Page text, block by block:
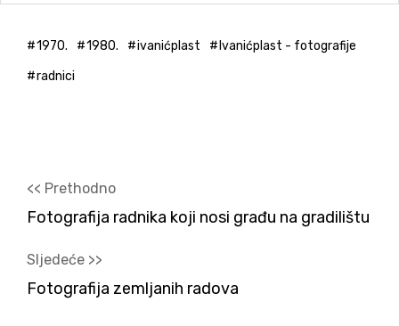
1970. 1980. ivanićplast
Ivanićplast - fotografije
radnici
<< Prethodno
Fotografija radnika koji nosi građu na gradilištu
Sljedeće >>
Fotografija zemljanih radova